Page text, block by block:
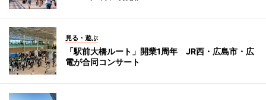
見る・遊ぶ
「駅前大橋ルート」開業1周年 JR西・広島市・広
電が合同コンサート